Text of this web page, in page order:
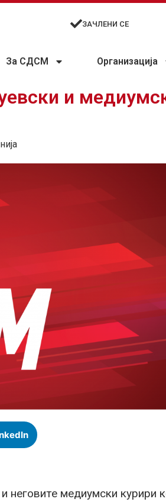
ЗАЧЛЕНИ СЕ
За СДСМ Организација
и
неговите медиумски курири